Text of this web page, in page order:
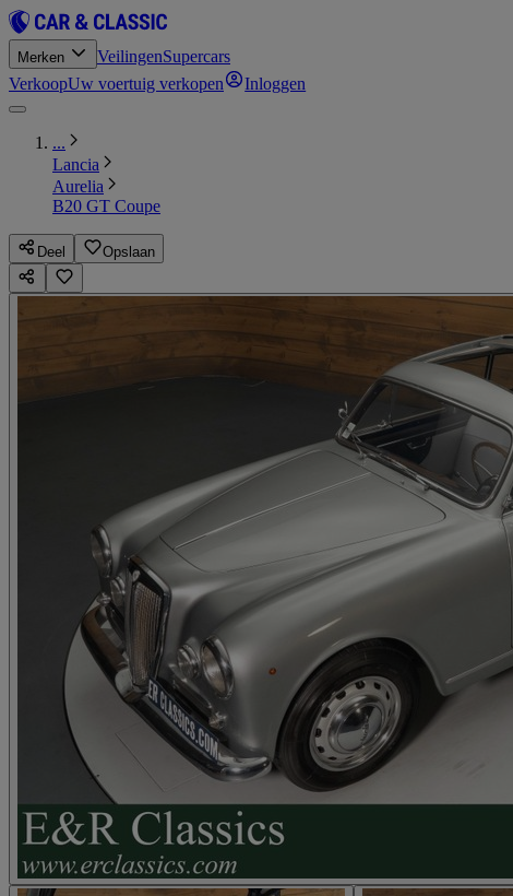
Merken VeilingenSupercars
VerkoopUw voertuig verkopen Inloggen
...
Lancia
Aurelia
B20 GT Coupe
Deel Opslaan